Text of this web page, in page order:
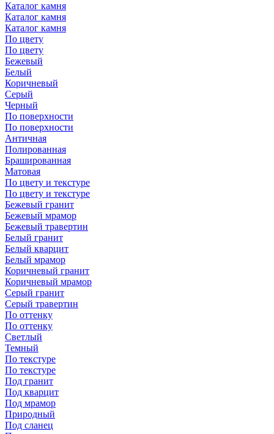
Каталог камня
Каталог камня
Каталог камня
По цвету
По цвету
Бежевый
Белый
Коричневый
Серый
Черный
По поверхности
По поверхности
Античная
Полированная
Брашированная
Матовая
По цвету и текстуре
По цвету и текстуре
Бежевый гранит
Бежевый мрамор
Бежевый травертин
Белый гранит
Белый кварцит
Белый мрамор
Коричневый гранит
Коричневый мрамор
Серый гранит
Серый травертин
По оттенку
По оттенку
Светлый
Темный
По текстуре
По текстуре
Под гранит
Под кварцит
Под мрамор
Природный
Под сланец